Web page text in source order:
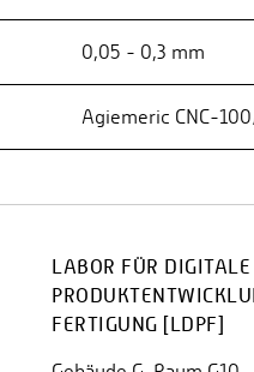
0,05 - 0,3 mm
Agiemeric CNC-
LABOR FÜR DIGITALE
FERTIGUNG [LDPF]